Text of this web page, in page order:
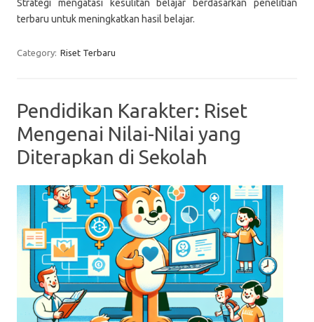
Strategi mengatasi kesulitan belajar berdasarkan penelitian
terbaru untuk meningkatkan hasil belajar.
Category: Riset Terbaru
Pendidikan Karakter: Riset
Mengenai Nilai-Nilai yang
Diterapkan di Sekolah